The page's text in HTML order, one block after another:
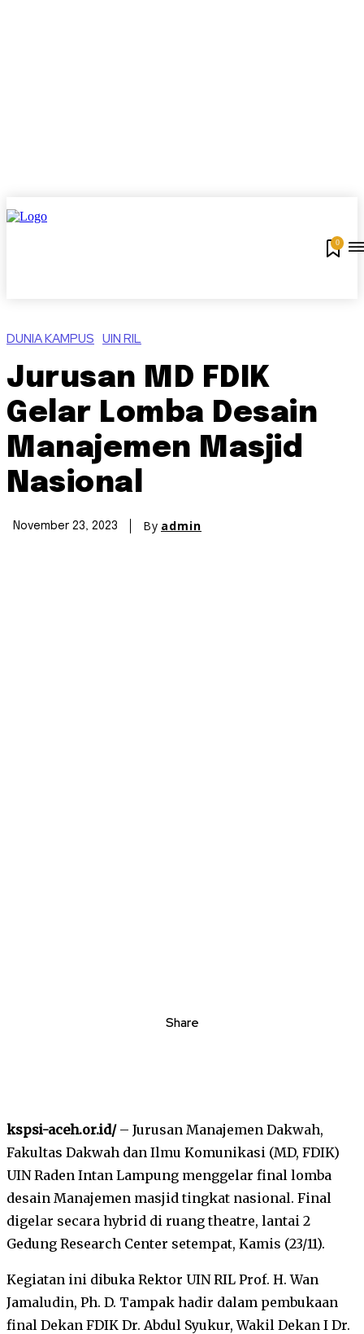
0
DUNIA KAMPUS UIN RIL
Jurusan MD FDIK
Gelar Lomba Desain
Manajemen Masjid
Nasional
November 23, 2023 By admin
Share
kspsi-aceh.or.id/– Jurusan Manajemen Dakwah,
Fakultas Dakwah dan Ilmu Komunikasi (MD, FDIK)
UIN Raden Intan Lampung menggelar final lomba
desain Manajemen masjid tingkat nasional. Final
digelar secara hybrid di ruang theatre, lantai 2
Gedung Research Center setempat, Kamis (23/11).
Kegiatan ini dibuka Rektor UIN RIL Prof. H. Wan
Jamaludin, Ph. D. Tampak hadir dalam pembukaan
final Dekan FDIK Dr. Abdul Syukur, Wakil Dekan I Dr.